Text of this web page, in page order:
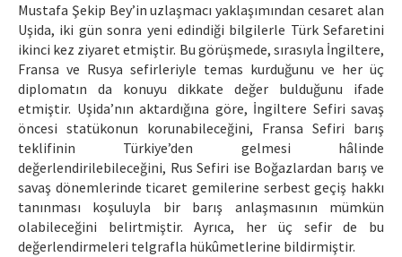
Mustafa Şekip Bey’in uzlaşmacı yaklaşımından cesaret alan
Uşida, iki gün sonra yeni edindiği bilgilerle Türk Sefaretini
ikinci kez ziyaret etmiştir. Bu görüşmede, sırasıyla İngiltere,
Fransa ve Rusya sefirleriyle temas kurduğunu ve her üç
diplomatın da konuyu dikkate değer bulduğunu ifade
etmiştir. Uşida’nın aktardığına göre, İngiltere Sefiri savaş
öncesi statükonun korunabileceğini, Fransa Sefiri barış
teklifinin Türkiye’den gelmesi hâlinde
değerlendirilebileceğini, Rus Sefiri ise Boğazlardan barış ve
savaş dönemlerinde ticaret gemilerine serbest geçiş hakkı
tanınması koşuluyla bir barış anlaşmasının mümkün
olabileceğini belirtmiştir. Ayrıca, her üç sefir de bu
değerlendirmeleri telgrafla hükûmetlerine bildirmiştir.